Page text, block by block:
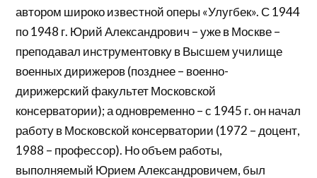
автором широко известной оперы «Улугбек». С 1944
по 1948 г. Юрий Александрович – уже в Москве –
преподавал инструментовку в Высшем училище
военных дирижеров (позднее – военно-
дирижерский факультет Московской
консерватории); а одновременно – с 1945 г. он начал
работу в Московской консерватории (1972 – доцент,
1988 – профессор). Но объем работы,
выполняемый Юрием Александровичем, был